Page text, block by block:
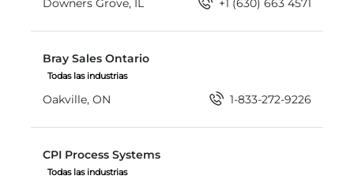
Downers Grove, IL +1 (630) 663 4571
Bray Sales Ontario
Todas las industrias
Oakville, ON 1-833-272-9226
CPI Process Systems
Todas las industrias